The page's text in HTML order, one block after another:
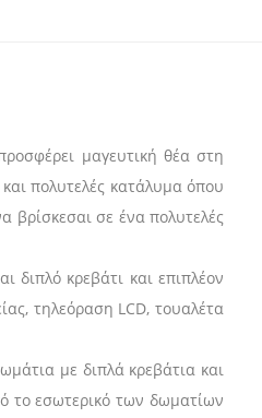
μαγευτική θέα στη
πολυτελές κατάλυμα όπου
βρίσκεσαι σε ένα πολυτελές
διπλό κρεβάτι και επιπλέον
τηλεόραση LCD, τουαλέτα
με διπλά κρεβάτια και
το εσωτερικό των δωματίων